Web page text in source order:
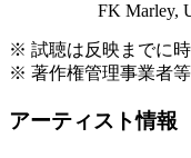
FK Marley,
※ 試聴は反映までに時
※ 著作権管理事業者
アーティスト情報